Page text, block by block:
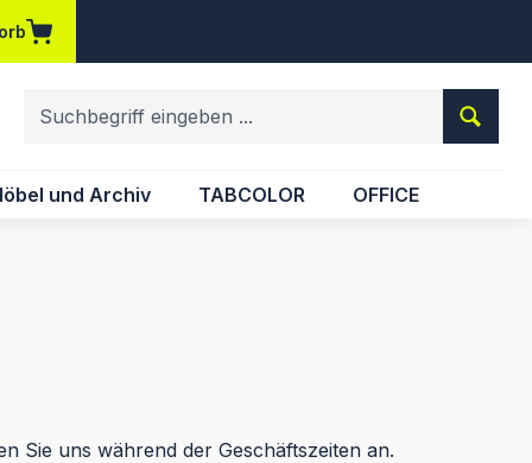
Merkzettel
und Archiv TABCOLOR OFFICE
Sie uns während der Geschäftszeiten an.